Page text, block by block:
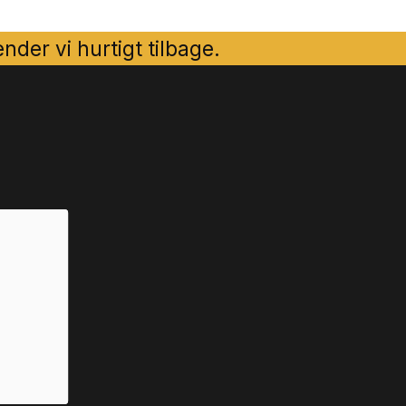
vi hurtigt tilbage.